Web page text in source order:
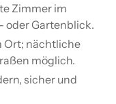
Zimmer im
oder Gartenblick.
Ort; nächtliche
möglich.
sicher und